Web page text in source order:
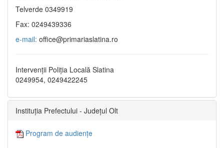
Telverde 0349919
Fax: 0249439336
e-mail: office@primariaslatina.ro
Intervenții Poliția Locală Slatina
0249954, 0249422245
Instituția Prefectului - Județul Olt
Program de audiențe